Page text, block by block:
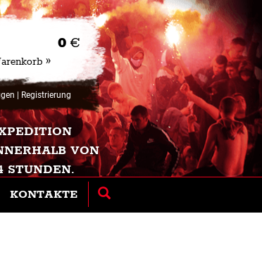
0 €
»
Registrierung
VON
STUNDEN.
KONTAKTE